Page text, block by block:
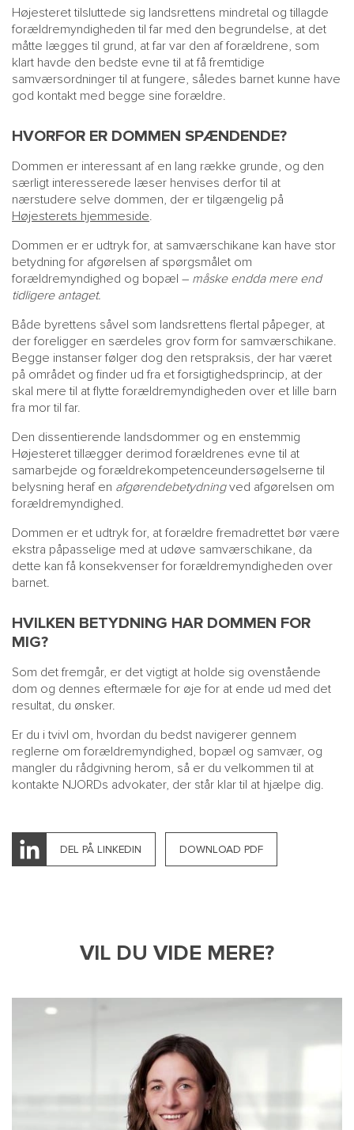
Højesteret tilsluttede sig landsrettens mindretal og tillagde
forældremyndigheden til far med den begrundelse, at det
måtte lægges til grund, at far var den af forældrene, som
klart havde den bedste evne til at få fremtidige
samværsordninger til at fungere, således barnet kunne have
god kontakt med begge sine forældre.
HVORFOR ER DOMMEN SPÆNDENDE?
Dommen er interessant af en lang række grunde, og den
særligt interesserede læser henvises derfor til at
nærstudere selve dommen, der er tilgængelig på
Højesterets hjemmeside.
Dommen er er udtryk for, at samværschikane kan have stor
betydning for afgørelsen af spørgsmålet om
forældremyndighed og bopæl – måske endda mere end
tidligere antaget.
Både byrettens såvel som landsrettens flertal påpeger, at
der foreligger en særdeles grov form for samværschikane.
Begge instanser følger dog den retspraksis, der har været
på området og finder ud fra et forsigtighedsprincip, at der
skal mere til at flytte forældremyndigheden over et lille barn
fra mor til far.
Den dissentierende landsdommer og en enstemmig
Højesteret tillægger derimod forældrenes evne til at
samarbejde og forældrekompetenceundersøgelserne til
belysning heraf en afgørendebetydningved afgørelsen om
forældremyndighed.
Dommen er et udtryk for, at forældre fremadrettet bør være
ekstra påpasselige med at udøve samværschikane, da
dette kan få konsekvenser for forældremyndigheden over
barnet.
HVILKEN BETYDNING HAR DOMMEN FOR
MIG?
Som det fremgår, er det vigtigt at holde sig ovenstående
dom og dennes eftermæle for øje for at ende ud med det
resultat, du ønsker.
Er du i tvivl om, hvordan du bedst navigerer gennem
reglerne om forældremyndighed, bopæl og samvær, og
mangler du rådgivning herom, så er du velkommen til at
kontakte NJORDs advokater, der står klar til at hjælpe dig.
DEL PÅ LINKEDIN DOWNLOAD PDF
VIL DU VIDE MERE?